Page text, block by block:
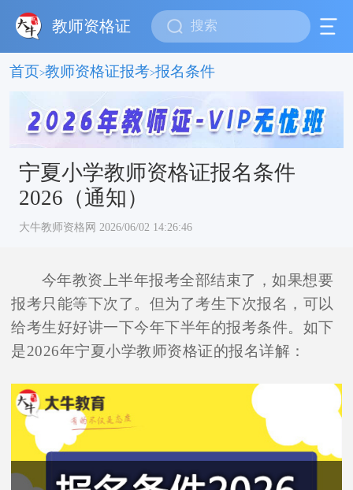
教师资格证
首页>教师资格证报考>报名条件
宁夏小学教师资格证报名条件
2026（通知）
大牛教师资格网 2026/06/02 14:26:46
今年教资上半年报考全部结束了，如果想要
报考只能等下次了。但为了考生下次报名，可以
给考生好好讲一下今年下半年的报考条件。如下
是2026年宁夏小学教师资格证的报名详解：